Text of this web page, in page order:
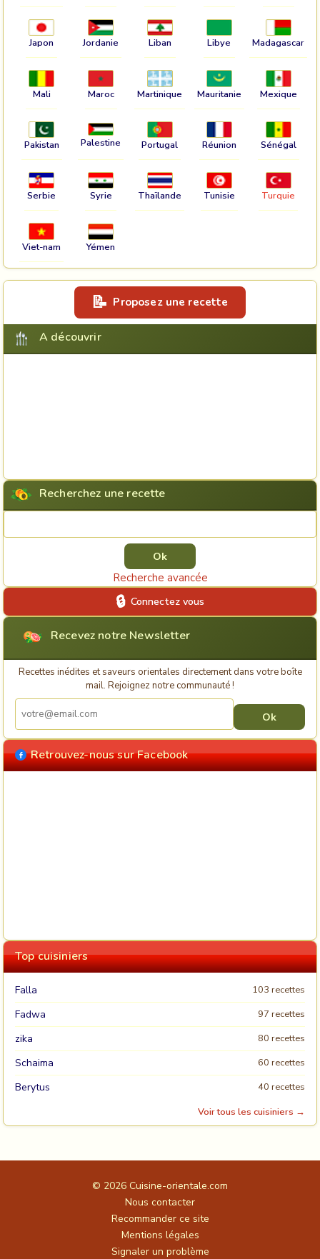
Japon Jordanie Liban Libye Madagascar
Mali Maroc Martinique Mauritanie Mexique
Pakistan Palestine Portugal Réunion Sénégal
Serbie Syrie Thaïlande Tunisie Turquie
Viet-nam Yémen
Proposez une recette
A découvrir
Recherchez une recette
Recherche avancée
Connectez vous
Recevez notre Newsletter
Recettes inédites et saveurs orientales directement dans votre boîte
mail. Rejoignez notre communauté !
Retrouvez-nous sur Facebook
Top cuisiniers
Falla 103 recettes
Fadwa 97 recettes
zika 80 recettes
Schaima 60 recettes
Berytus
40 recettes
Voir tous les cuisiniers →
© 2026 Cuisine-orientale.com
Nous contacter
Recommander ce site
Mentions légales
Signaler un problème